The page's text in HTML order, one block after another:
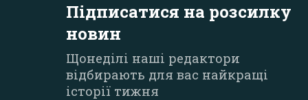
Підписатися на розсилку
новин
Щонеділі наші редактори
відбирають для вас найкращі
історії тижня